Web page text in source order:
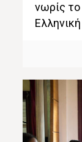
νωρίς